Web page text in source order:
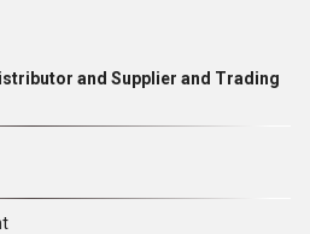
को पूरा
and Supplier and Trading